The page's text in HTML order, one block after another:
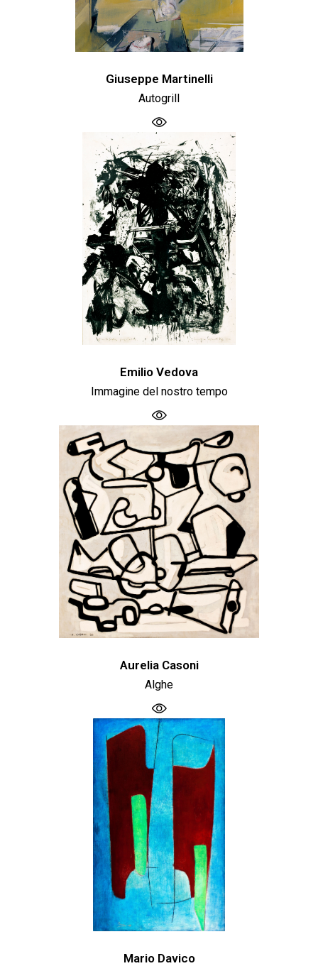
Giuseppe Martinelli
Autogrill
Emilio Vedova
Immagine del nostro tempo
Aurelia Casoni
Alghe
Mario Davico